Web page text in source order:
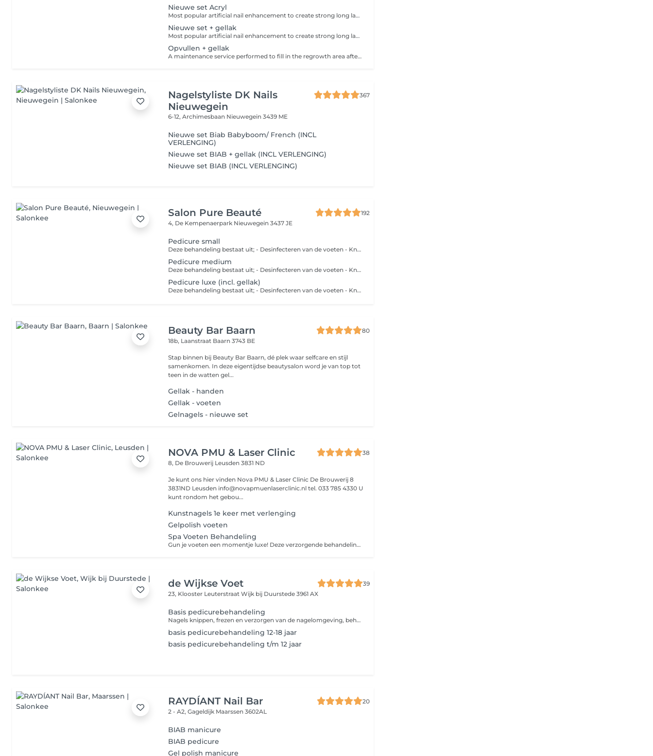
Nieuwe set Acryl
Most popular artificial nail enhancement to create strong long lasting nails extension. Can be refill instead of fully remove.
Nieuwe set + gellak
Most popular artificial nail enhancement to create strong long lasting nails extension. Plus a long lasting gel color.
Opvullen + gellak
A maintenance service performed to fill in the regrowth area after your acrylic set has grown out, restore a fresh and seamless appearance plus a long lasting gel polish.
Nagelstyliste DK Nails
Nieuwegein
367
6-12, Archimesbaan Nieuwegein 3439 ME
Nieuwe set Biab Babyboom/ French (INCL
VERLENGING)
Nieuwe set BIAB + gellak (INCL VERLENGING)
Nieuwe set BIAB (INCL VERLENGING)
Salon Pure Beauté
192
4, De Kempenaerpark Nieuwegein 3437 JE
Pedicure small
Deze behandeling bestaat uit; - Desinfecteren van de voeten - Knippen van de teennagels - Frezen & polijsten van de teennagels - Verwijderen van eelt - Na reinigen van de voeten - Nagels verzorgen met olie - Voeten verzorgen met crème
Pedicure medium
Deze behandeling bestaat uit; - Desinfecteren van de voeten - Knippen van de teennagels - Frezen & polijsten van de teennagels - Verwijderen van eelt (evt. likdoorns en ingegroeide teennagels) - Na reinigen van de voeten - Nagels verzorgen met olie - Voeten verzorgen met crème
Pedicure luxe (incl. gellak)
Deze behandeling bestaat uit; - Desinfecteren van de voeten - Knippen van de teennagels - Frezen & polijsten van de teennagels - Verwijderen van eelt (evt. likdoorns en ingegroeide teennagels) - Nagelriemen verzorgen en mooi maken - Gellak voor de teennagels -Voetscrub -Voetmasker inclusief korte massage - Voeten verzorgen met crème
Beauty Bar Baarn
80
18b, Laanstraat Baarn 3743 BE
Stap binnen bij Beauty Bar Baarn, dé plek waar selfcare en stijl
samenkomen. In deze eigentijdse beautysalon word je van top tot
teen in de watten gel...
Gellak - handen
Gellak - voeten
Gelnagels - nieuwe set
NOVA PMU & Laser Clinic
38
8, De Brouwerij Leusden 3831 ND
Je kunt ons hier vinden Nova PMU & Laser Clinic De Brouwerij 8
3831ND Leusden info@novapmuenlaserclinic.nl tel. 033 785 4330 U
kunt rondom het gebou...
Kunstnagels 1e keer met verlenging
Gelpolish voeten
Spa Voeten Behandeling
Gun je voeten een momentje luxe! Deze verzorgende behandeling bestaat uit een warm voetenbad, zachte scrub, verzorging van nagels en nagelriemen, een voedend masker én een ontspannende minimassage. Voor zijdezachte, frisse voeten die er weer helemaal tegenaan kunnen. (Let op: deze behandeling is niet medisch en bevat geen eeltverwijdering)
de Wijkse Voet
39
23, Klooster LeuterstraatWijk bij Duurstede 3961 AX
Basis pedicurebehandeling
Nagels knippen, frezen en verzorgen van de nagelomgeving, behandelen van ingegroeide nagels of schimmelnagels, eelt verwijderen. Insmeren met voetcreme.
basis pedicurebehandeling 12-18 jaar
basis pedicurebehandeling t/m 12 jaar
RAYDÍANT Nail Bar
20
2 - A2, Gageldijk Maarssen 3602AL
BIAB manicure
BIAB pedicure
Gel polish manicure